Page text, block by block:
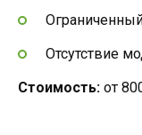
Отсутствие
Стоимость: от